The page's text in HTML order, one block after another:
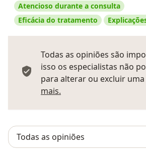
Atencioso durante a consulta
Eficácia do tratamento
Todas as opiniões são
isso os especialistas não
para alterar ou excluir
mais.